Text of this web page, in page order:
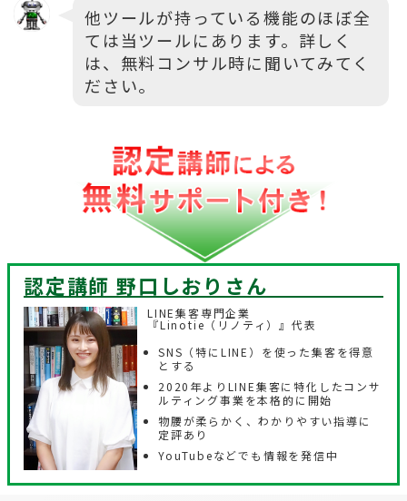
他ツールが持っている機能のほぼ全
ては当ツールにあります。詳しく
は、無料コンサル時に聞いてみてく
ださい。
認定講師 野口しおり さん
LINE集客専門企業
『Linotie（リノティ）』代表
SNS（特にLINE）を使った集客を得意
とする
2020年よりLINE集客に特化したコンサ
ルティング事業を本格的に開始
物腰が柔らかく、わかりやすい指導に
定評あり
YouTubeなどでも情報を発信中